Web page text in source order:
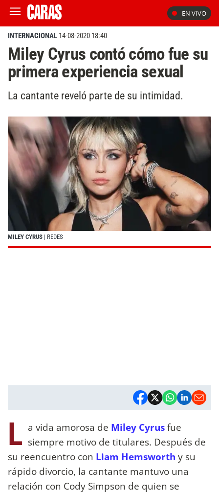
EN VIVO
INTERNACIONAL 14-08-2020 18:40
Miley Cyrus contó cómo fue su
primera experiencia sexual
La cantante reveló parte de su intimidad.
MILEY CYRUS | REDES
L a vida amorosa de Miley Cyrusfue
siempre motivo de titulares. Después de
su reencuentro con Liam Hemsworth y su
rápido divorcio, la cantante mantuvo una
relación con Cody Simpson de quien se